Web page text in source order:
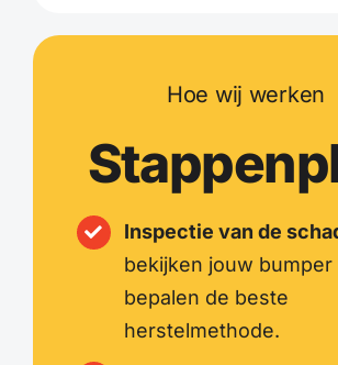
Hoe wij werken
Inspectie van de
bekijken jouw bumper
bepalen de beste
herstelmethode.